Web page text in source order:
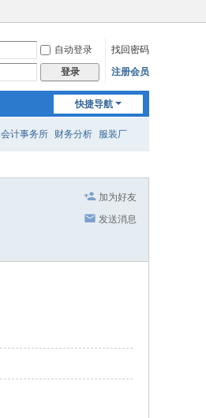
自动登录
找回密码
登录 注册会员
快捷导航
会计事务所 财务分析 服装厂
加为好友
发送消息